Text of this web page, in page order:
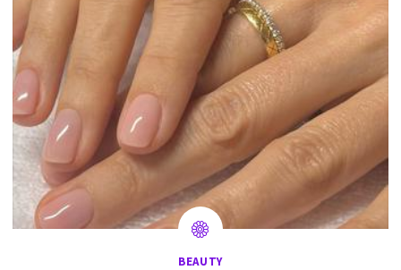
BEAUTY